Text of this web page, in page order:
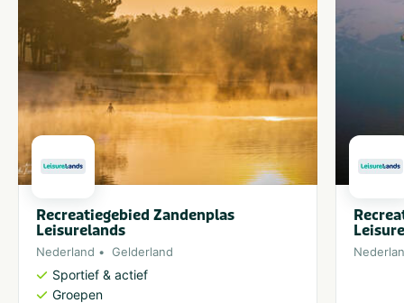
Wasmachine op camping
Wasdroger op camping
Douchecabine
Recreatiegebied Zandenplas
Leisurelands
Nederland Gelderland
Sportief & actief
Groepen